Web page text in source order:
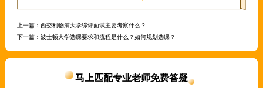
上一篇： 西交利物浦大学综评面试主要考察什么？
下一篇： 波士顿大学选课要求和流程是什么？如何规划选课？
马上匹配专业老师免费答疑